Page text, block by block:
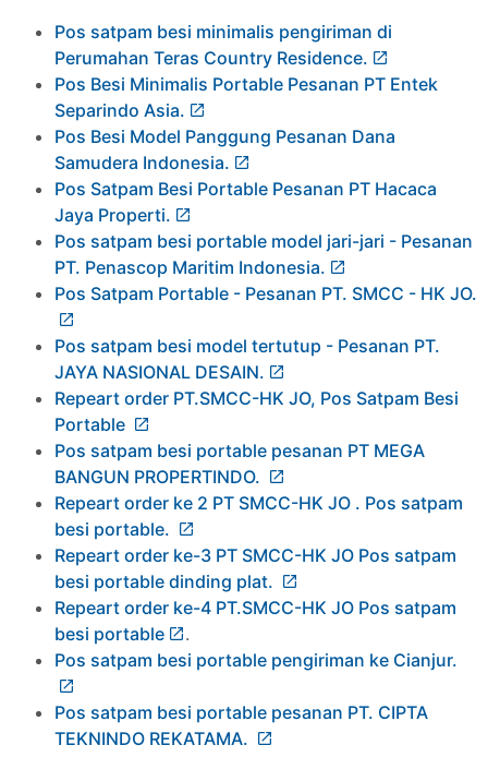
Pos satpam besi minimalis pengiriman di
Perumahan Teras Country Residence.
Pos Besi Minimalis Portable Pesanan PT Entek
Separindo Asia.
Pos Besi Model Panggung Pesanan Dana
Samudera Indonesia.
Pos Satpam Besi Portable Pesanan PT Hacaca
Jaya Properti.
Pos satpam besi portable model jari-jari - Pesanan
PT. Penascop Maritim Indonesia.
Pos Satpam Portable - Pesanan PT. SMCC - HK JO.
Pos satpam besi model tertutup - Pesanan PT.
JAYA NASIONAL DESAIN.
Repeart order PT.SMCC-HK JO, Pos Satpam Besi
Portable
Pos satpam besi portable pesanan PT MEGA
BANGUN PROPERTINDO.
Repeart order ke 2 PT SMCC-HK JO . Pos satpam
besi portable.
Repeart order ke-3 PT SMCC-HK JO Pos satpam
besi portable dinding plat.
Repeart order ke-4 PT.SMCC-HK JO Pos satpam
besi portable
.
Pos satpam besi portable pengiriman ke Cianjur.
Pos satpam besi portable pesanan PT. CIPTA
TEKNINDO REKATAMA.